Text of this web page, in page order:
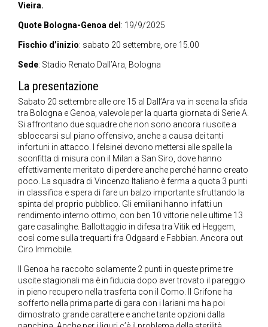
Vieira.
Quote Bologna-Genoa del : 19/9/2025
Fischio d’inizio: sabato 20 settembre, ore 15.00
Sede: Stadio Renato Dall’Ara, Bologna
La presentazione
Sabato 20 settembre alle ore 15 al Dall’Ara va in scena la sfida
tra Bologna e Genoa, valevole per la quarta giornata di Serie A.
Si affrontano due squadre che non sono ancora riuscite a
sbloccarsi sul piano offensivo, anche a causa dei tanti
infortuni in attacco. I felsinei devono mettersi alle spalle la
sconfitta di misura con il Milan a San Siro, dove hanno
effettivamente meritato di perdere anche perché hanno creato
poco. La squadra di Vincenzo Italiano è ferma a quota 3 punti
in classifica e spera di fare un balzo importante sfruttando la
spinta del proprio pubblico. Gli emiliani hanno infatti un
rendimento interno ottimo, con ben 10 vittorie nelle ultime 13
gare casalinghe. Ballottaggio in difesa tra Vitik ed Heggem,
così come sulla trequarti fra Odgaard e Fabbian. Ancora out
Ciro Immobile.
Il Genoa ha raccolto solamente 2 punti in queste prime tre
uscite stagionali ma è in fiducia dopo aver trovato il pareggio
in pieno recupero nella trasferta con il Como. Il Grifone ha
sofferto nella prima parte di gara con i lariani ma ha poi
dimostrato grande carattere e anche tante opzioni dalla